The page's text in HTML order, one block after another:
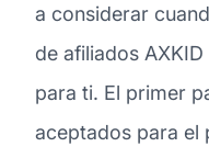
a considerar
de afiliados
para ti. El primer
aceptados para el